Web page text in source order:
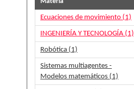
Ecuaciones de movimiento (1)
INGENIERÍA Y TECNOLOGÍA (1)
Robótica (1)
Sistemas multiagentes -
Modelos matemáticos (1)